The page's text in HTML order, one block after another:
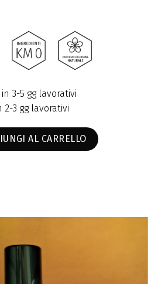
in 3-5 gg lavorativi
2-3 gg lavorativi
quantitàAL CARRELLO